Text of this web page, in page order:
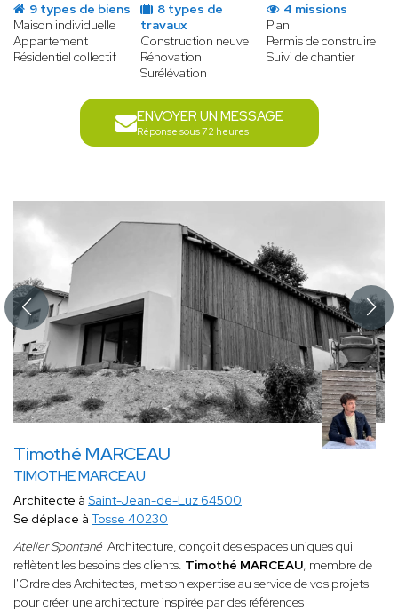
9 types de biens
Maison individuelle
Appartement
Résidentiel collectif
8 types de
travaux
Construction neuve
Rénovation
Surélévation
4 missions
Plan
Permis de construire
Suivi de chantier
ENVOYER UN MESSAGE
Réponse sous 72 heures
Timothé MARCEAU
TIMOTHE MARCEAU
Architecte à Saint-Jean-de-Luz 64500
Se déplace à Tosse 40230
Atelier SpontanéArchitecture, conçoit des espaces uniques qui
reflètent les besoins des clients. Timothé MARCEAU, membre de
l'Ordre des Architectes, met son expertise au service de vos projets
pour créer une architecture inspirée par des références